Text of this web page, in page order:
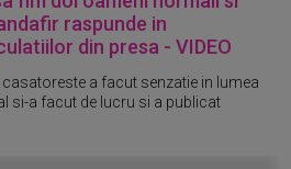
raspunde in
din presa - VIDEO
a facut senzatie in lumea
si-a facut de lucru si a publicat